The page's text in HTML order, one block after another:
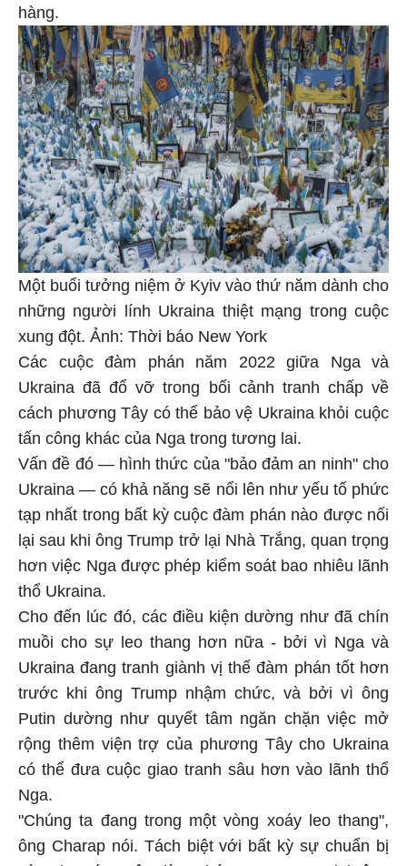
hàng.
Một buổi tưởng niệm ở Kyiv vào thứ năm dành cho
những người lính Ukraina thiệt mạng trong cuộc
xung đột. Ảnh: Thời báo New York
Các cuộc đàm phán năm 2022 giữa Nga và
Ukraina đã đổ vỡ trong bối cảnh tranh chấp về
cách phương Tây có thể bảo vệ Ukraina khỏi cuộc
tấn công khác của Nga trong tương lai.
Vấn đề đó — hình thức của "bảo đảm an ninh" cho
Ukraina — có khả năng sẽ nổi lên như yếu tố phức
tạp nhất trong bất kỳ cuộc đàm phán nào được nối
lại sau khi ông Trump trở lại Nhà Trắng, quan trọng
hơn việc Nga được phép kiểm soát bao nhiêu lãnh
thổ Ukraina
Cho đến lúc đó, các điều kiện dường như đã chín
muồi cho sự leo thang hơn nữa - bởi vì Nga và
Ukraina đang tranh giành vị thế đàm phán tốt hơn
trước khi ông Trump nhậm chức, và bởi vì ông
Putin dường như quyết tâm ngăn chặn việc mở
rộng thêm viện trợ của phương Tây cho Ukraina
có thể đưa cuộc giao tranh sâu hơn vào lãnh thổ
Nga.
"Chúng ta đang trong một vòng xoáy leo thang",
ông Charap nói. Tách biệt với bất kỳ sự chuẩn bị